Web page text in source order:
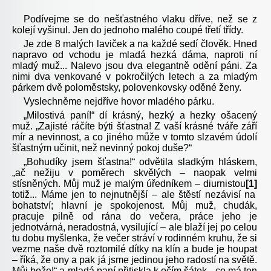
Podívejme se do nešťastného vlaku dříve, než se z
kolejí vyšinul. Jen do jednoho malého coupé třetí třídy.
Je zde 8 malých laviček a na každé sedí člověk. Hned
napravo od vchodu je mladá hezká dáma, naproti ní
mladý muž... Nalevo jsou dva elegantně odění páni. Za
nimi dva venkované v pokročilých letech a za mladým
párkem dvě poloměstsky, polovenkovsky oděné ženy.
Vyslechněme nejdříve hovor mladého párku.
„Milostivá paní!“ dí krásný, hezký a hezky ošacený
muž. „Zajisté ráčíte býti šťastna! Z vaší krásné tváře září
mír a nevinnost, a co jiného může v tomto slzavém údolí
šťastným učinit, než nevinný pokoj duše?“
„Bohudíky jsem šťastna!“ odvětila sladkým hláskem,
„ač nežiju v poměrech skvělých – naopak velmi
stísněných. Můj muž je malým úředníkem – diurnistou [1]
totiž... Máme jen to nejnutnější – ale štěstí nezávisí na
bohatství; hlavní je spokojenost. Můj muž, chudák,
pracuje pilně od rána do večera, práce jeho je
jednotvárná, neradostná, vysilující – ale blaží jej po celou
tu dobu myšlenka, že večer stráví v rodinném kruhu, že si
vezme naše dvě roztomilé dítky na klín a bude je houpat
– říká, že ony a pak já jsme jedinou jeho radostí na světě.